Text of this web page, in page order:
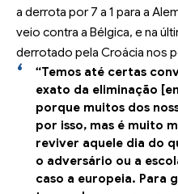
a derrota por 7 a 1 para a
veio contra a Bélgica, e na
derrotado pela Croácia nos
“Temos até certas
exato da eliminação
porque muitos dos
por isso, mas é muito
reviver aquele dia do
o adversário ou a
caso a europeia. Para